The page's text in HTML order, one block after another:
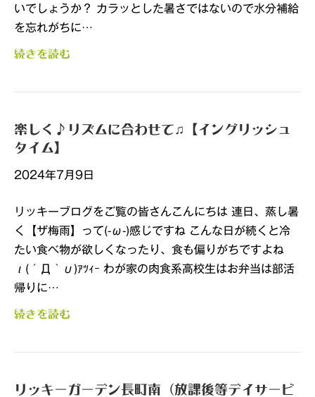
いでしょうか？ カラッとした暑さではないので水分補給
を忘れがちに…
続きを読む
楽しく♪リズムに合わせて♫【イングリッシュ
タイム】
2024年7月9日
リッキーブログをご覧の皆さんこんにちは 連日、蒸し暑
く【ザ梅雨】って(-ω-)感じですね こんな日が続くと冷
たい食べ物が欲しくなったり、食も偏りがちですよね
ι(´Д｀υ)ｱﾂｨｰ わが家の肉食系高校生はお弁当は部活
帰りに…
続きを読む
リッキーガーデン長町南（放課後等デイサービ